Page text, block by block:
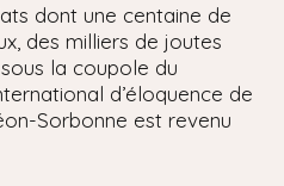
dont une centaine de
des milliers de joutes
la coupole du
d’éloquence de
Sorbonne est revenu